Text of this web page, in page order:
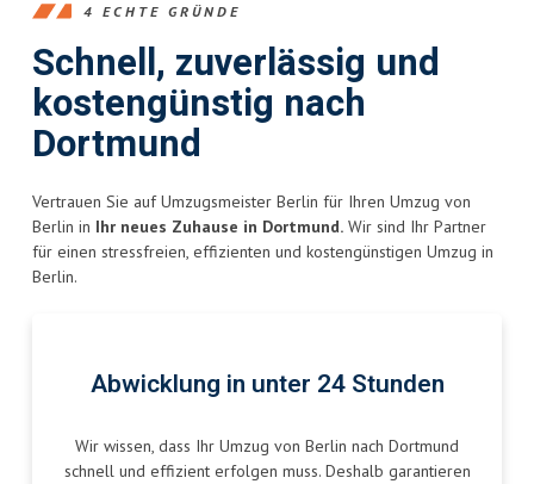
4 ECHTE GRÜNDE
Schnell, zuverlässig und
kostengünstig nach
Dortmund
Vertrauen Sie auf Umzugsmeister Berlin für Ihren Umzug von
Berlin in Ihr neues Zuhause in Dortmund. Wir sind Ihr Partner
für einen stressfreien, effizienten und kostengünstigen Umzug in
Berlin.
Abwicklung in unter 24 Stunden
Wir wissen, dass Ihr Umzug von Berlin nach Dortmund
schnell und effizient erfolgen muss. Deshalb garantieren